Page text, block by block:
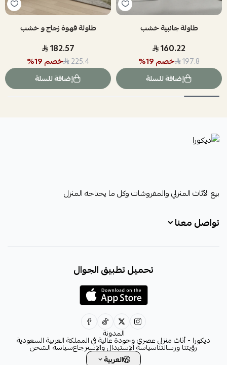
طاولة جانبية خشب
160.22
197.8 خصم19
%
إضافة للسلة
طاولة قهوة زجاج و خشب
182.57
225.4 خصم19
%
إضافة للسلة
ديكورا
بيع الأثاث المنزلي والمفروشات وكل ما يحتاجه المنزل
تواصل معنا
decora6586@gmail.com
تحميل تطبيق الجوال
المدونة
ديكورا - أثاث منزلي عصري وجودة عالية في المملكة العربية السعودية
رؤيتنا ورسالتناسياسة الإستبدال والإسترجاعسياسة الشحن
العربية